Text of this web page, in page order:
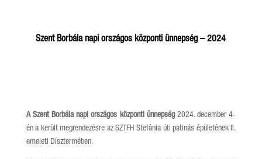
Szent Borbála napi országos központi ünnepség – 2024
A Szent Borbála napi országos központi ünnepség 2024. december 4-
én a került megrendezésre az SZTFH Stefánia úti patinás épületének II.
emeleti Dísztermében.